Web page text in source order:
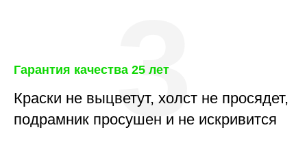
Гарантия качества 25 лет
Краски не выцветут, холст не просядет,
подрамник просушен и не искривится
3